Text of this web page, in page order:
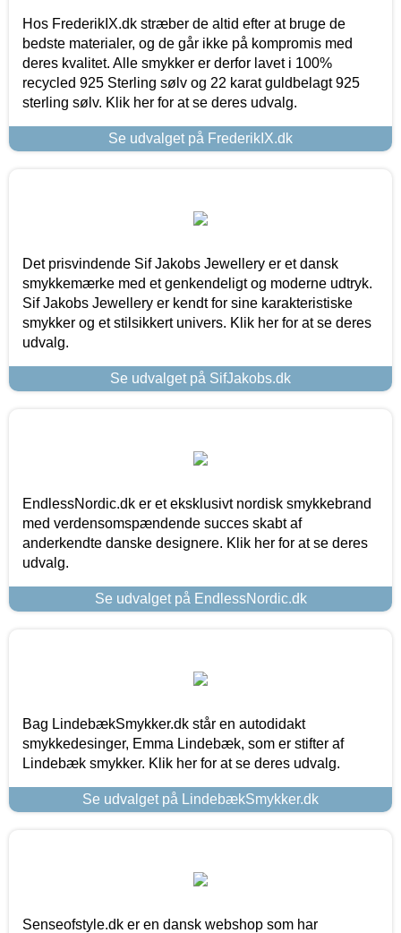
Hos FrederikIX.dk stræber de altid efter at bruge de
bedste materialer, og de går ikke på kompromis med
deres kvalitet. Alle smykker er derfor lavet i 100%
recycled 925 Sterling sølv og 22 karat guldbelagt 925
sterling sølv. Klik her for at se deres udvalg.
Se udvalget på FrederikIX.dk
Det prisvindende Sif Jakobs Jewellery er et dansk
smykkemærke med et genkendeligt og moderne udtryk.
Sif Jakobs Jewellery er kendt for sine karakteristiske
smykker og et stilsikkert univers. Klik her for at se deres
udvalg.
Se udvalget på SifJakobs.dk
EndlessNordic.dk er et eksklusivt nordisk smykkebrand
med verdensomspændende succes skabt af
anderkendte danske designere. Klik her for at se deres
udvalg.
Se udvalget på EndlessNordic.dk
Bag LindebækSmykker.dk står en autodidakt
smykkedesinger, Emma Lindebæk, som er stifter af
Lindebæk smykker. Klik her for at se deres udvalg.
Se udvalget på LindebækSmykker.dk
Senseofstyle.dk er en dansk webshop som har